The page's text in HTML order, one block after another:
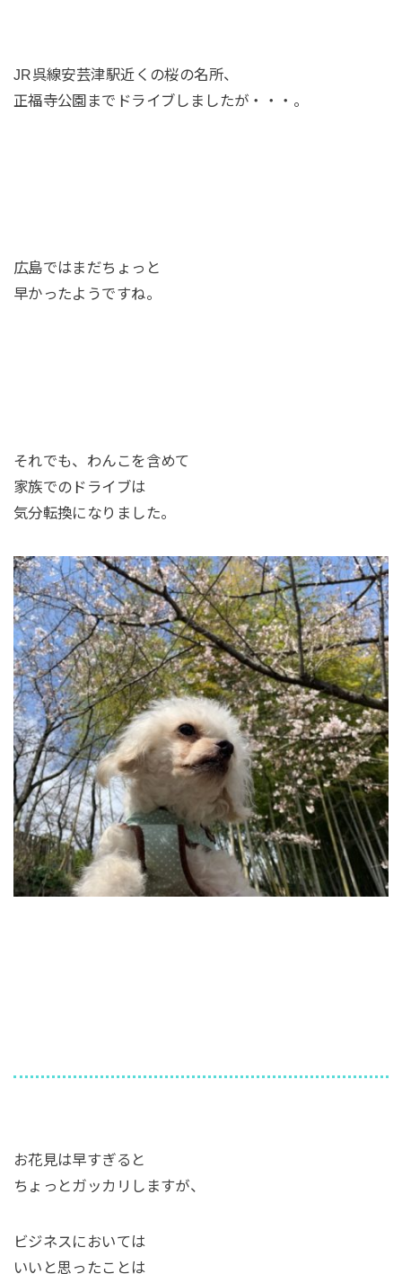
JR呉線安芸津駅近くの桜の名所、
正福寺公園までドライブしましたが・・・。
広島ではまだちょっと
早かったようですね。
それでも、わんこを含めて
家族でのドライブは
気分転換になりました。
お花見は早すぎると
ちょっとガッカリしますが、
ビジネスにおいては
いいと思ったことは